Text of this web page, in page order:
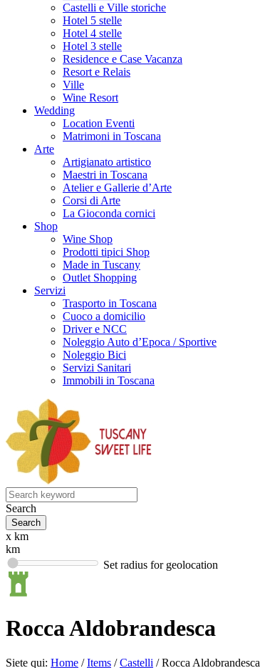
Castelli e Ville storiche
Hotel 5 stelle
Hotel 4 stelle
Hotel 3 stelle
Residence e Case Vacanza
Resort e Relais
Ville
Wine Resort
Wedding
Location Eventi
Matrimoni in Toscana
Arte
Artigianato artistico
Maestri in Toscana
Atelier e Gallerie d’Arte
Corsi di Arte
La Gioconda cornici
Shop
Wine Shop
Prodotti tipici Shop
Made in Tuscany
Outlet Shopping
Servizi
Trasporto in Toscana
Cuoco a domicilio
Driver e NCC
Noleggio Auto d’Epoca / Sportive
Noleggio Bici
Servizi Sanitari
Immobili in Toscana
Search
x km
km
Set radius for geolocation
Rocca Aldobrandesca
Siete qui: Home / Items / Castelli / Rocca Aldobrandesca